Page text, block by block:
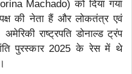
Machado) को दिया गया
की नेता हैं और लोकतंत्र एवं
राष्ट्रपति डोनाल्ड ट्रंप
पुरस्कार 2025 के रेस में थे